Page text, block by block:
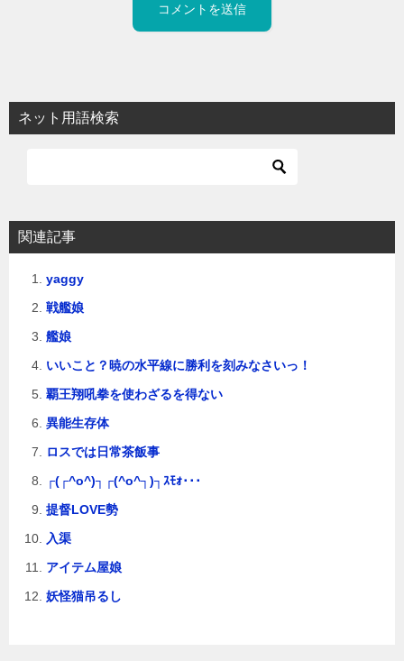
ネット用語検索
関連記事
yaggy
戦艦娘
艦娘
いいこと？暁の水平線に勝利を刻みなさいっ！
覇王翔吼拳を使わざるを得ない
異能生存体
ロスでは日常茶飯事
┌(┌^o^)┐┌(^o^┐)┐ｽﾓｫ･･･
提督LOVE勢
入渠
アイテム屋娘
妖怪猫吊るし